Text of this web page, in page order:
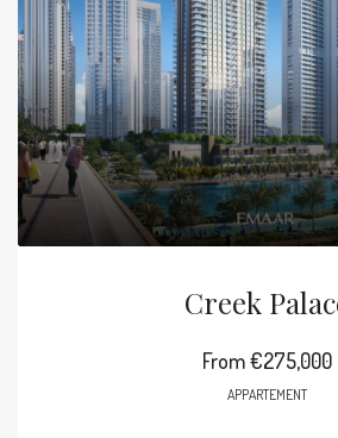
Creek
From€275,000
APPARTEMENT